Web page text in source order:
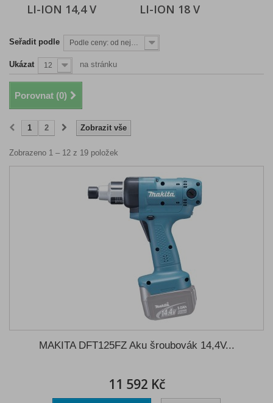
LI-ION 14,4 V LI-ION 18 V
Seřadit podle Podle ceny: od nejnižší
Ukázat 12 na stránku
Porovnat (0)
Zobrazit vše
1 2
Zobrazeno 1 – 12 z 19 položek
MAKITA DFT125FZ Aku šroubovák 14,4V...
11 592 Kč